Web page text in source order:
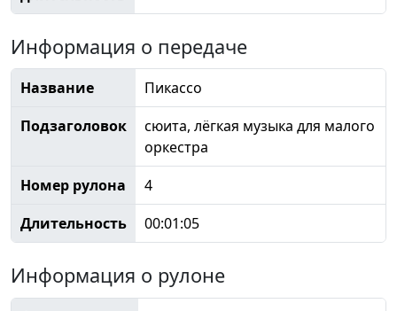
Информация о передаче
Название
Пикассо
Подзаголовок
сюита, лёгкая музыка для малого
оркестра
Номер рулона
4
Длительность
00:01:05
Информация о рулоне